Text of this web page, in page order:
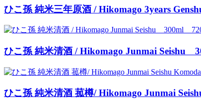
ひこ孫 純米三年原酒 / Hikomago 3years
ひこ孫 純米清酒 / Hikomago Junmai
ひこ孫 純米清酒 菰樽/ Hikomago Junmai